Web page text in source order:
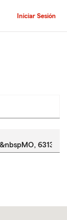
Iniciar Sesión